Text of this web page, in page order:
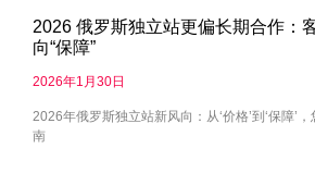
2026 俄罗斯独立站更偏长期合作：
向“保障”
2026年1月30日
2026年俄罗斯独立站新风向：从‘价格’到‘保障’
南